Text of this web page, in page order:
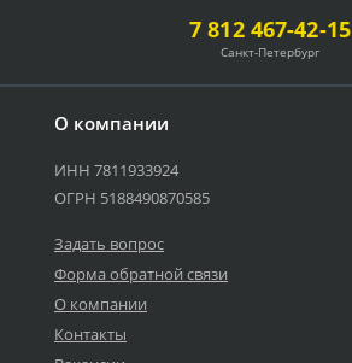
О компании
ИНН 7811933924
ОГРН 5188490870585
Задать вопрос
Форма обратной связи
О компании
Контакты
7 812 467-42-15
Санкт-Петербург